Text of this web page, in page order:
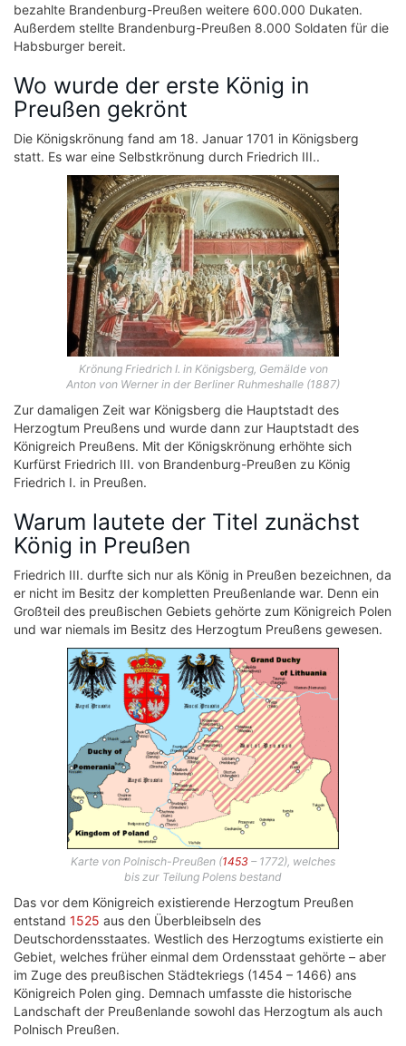
bezahlte Brandenburg-Preußen weitere 600.000 Dukaten.
Außerdem stellte Brandenburg-Preußen 8.000 Soldaten für die
Habsburger bereit.
Wo wurde der erste König in
Preußen gekrönt
Die Königskrönung fand am 18. Januar 1701 in Königsberg
statt. Es war eine Selbstkrönung durch Friedrich III..
Krönung Friedrich I. in Königsberg, Gemälde von
Anton von Werner in der Berliner Ruhmeshalle (1887)
Zur damaligen Zeit war Königsberg die Hauptstadt des
Herzogtum Preußens und wurde dann zur Hauptstadt des
Königreich Preußens. Mit der Königskrönung erhöhte sich
Kurfürst Friedrich III. von Brandenburg-Preußen zu König
Friedrich I. in Preußen.
Warum lautete der Titel zunächst
König in Preußen
Friedrich III. durfte sich nur als König in Preußen bezeichnen, da
er nicht im Besitz der kompletten Preußenlande war. Denn ein
Großteil des preußischen Gebiets gehörte zum Königreich Polen
und war niemals im Besitz des Herzogtum Preußens gewesen.
Karte von Polnisch-Preußen (1453 – 1772), welches
bis zur Teilung Polens bestand
Das vor dem Königreich existierende Herzogtum Preußen
entstand 1525 aus den Überbleibseln des
Deutschordensstaates. Westlich des Herzogtums existierte ein
Gebiet, welches früher einmal dem Ordensstaat gehörte – aber
im Zuge des preußischen Städtekriegs (1454 – 1466) ans
Königreich Polen ging. Demnach umfasste die historische
Landschaft der Preußenlande sowohl das Herzogtum als auch
Polnisch Preußen.